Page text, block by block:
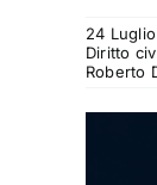
24
Diritto
Roberto